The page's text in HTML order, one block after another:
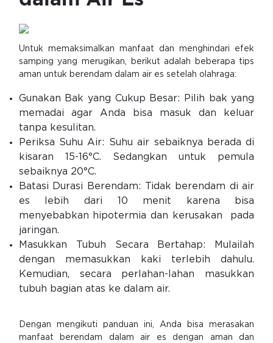
Untuk memaksimalkan manfaat dan menghindari efek
samping yang merugikan, berikut adalah beberapa tips
aman untuk berendam dalam air es setelah olahraga:
Gunakan Bak yang Cukup Besar: Pilih bak yang
memadai agar Anda bisa masuk dan keluar
tanpa kesulitan.
Periksa Suhu Air: Suhu air sebaiknya berada di
kisaran 15-16°C. Sedangkan untuk pemula
sebaiknya 20°C.
Batasi Durasi Berendam: Tidak berendam di air
es lebih dari 10 menit karena bisa
menyebabkan hipotermia dan kerusakan pada
jaringan.
Masukkan Tubuh Secara Bertahap: Mulailah
dengan memasukkan kaki terlebih dahulu.
Kemudian, secara perlahan-lahan masukkan
tubuh bagian atas ke dalam air.
Dengan mengikuti panduan ini, Anda bisa merasakan
manfaat berendam dalam air es dengan aman dan